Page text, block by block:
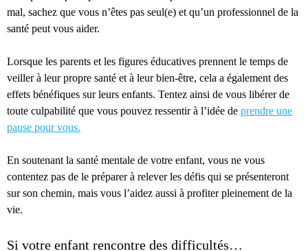
mal, sachez que vous n’êtes pas seul(e) et qu’un professionnel de la
santé peut vous aider.
Lorsque les parents et les figures éducatives prennent le temps de
veiller à leur propre santé et à leur bien-être, cela a également des
effets bénéfiques sur leurs enfants. Tentez ainsi de vous libérer de
toute culpabilité que vous pouvez ressentir à l’idée de prendre une
pause pour vous.
En soutenant la santé mentale de votre enfant, vous ne vous
contentez pas de le préparer à relever les défis qui se présenteront
sur son chemin, mais vous l’aidez aussi à profiter pleinement de la
vie.
Si votre enfant rencontre des difficultés…